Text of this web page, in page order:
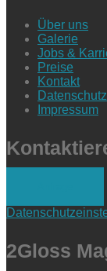
Über uns
Galerie
Jobs &
Preise
Kontakt
Datenschutz
Impressum
2Gloss